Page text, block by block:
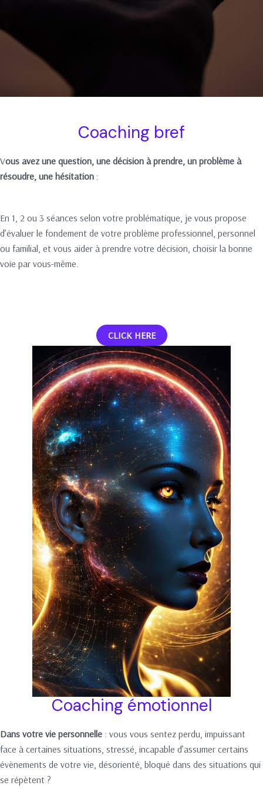
Coaching bref
Vous avez une question, une décision à prendre, un problème à
résoudre, une hésitation :
En 1, 2 ou 3 séances selon votre problématique, je vous propose
d’évaluer le fondement de votre problème professionnel, personnel
ou familial, et vous aider à prendre votre décision, choisir la bonne
voie par vous-même.
CLICK HERE
Coaching émotionnel
Dans votre vie personnelle : vous vous sentez perdu, impuissant
face à certaines situations, stressé, incapable d’assumer certains
évènements de votre vie, désorienté, bloqué dans des situations qui
se répètent ?